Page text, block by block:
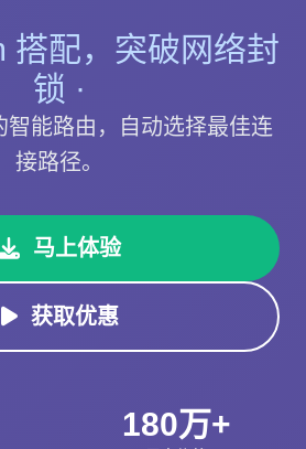
搭配，突破网络封
锁 ·
智能路由，自动选择最佳连
接路径。
马上体验
获取优惠
180万+